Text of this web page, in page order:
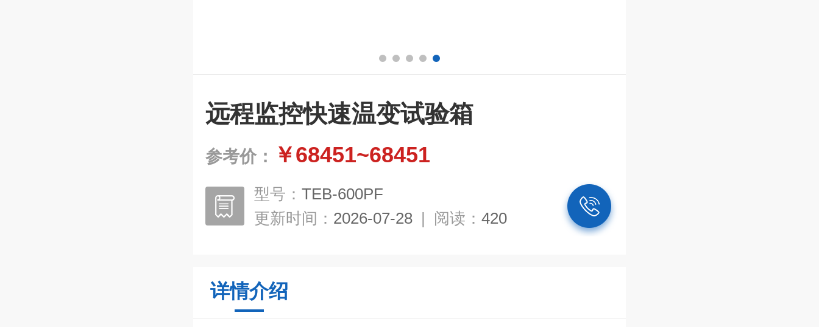
远程监控快速温变试验箱
参考价： ￥68451~68451
型号： TEB-600PF
更新时间： 2026-07-28 | 阅读： 420
详情介绍